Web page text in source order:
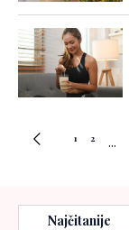
1 2 ...
Najčitanije